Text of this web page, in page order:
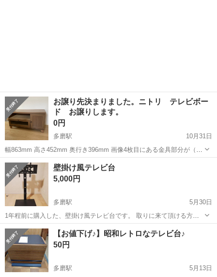
お譲り先決まりました。ニトリ テレビボー
ド お譲りします。
0円
多磨駅
10月31日
幅863mm 高さ452mm 奥行き396mm 画像4枚目にある金具部分が（画
像2枚目の下段側）壊れていますが、扉の開閉は出来ます。 通常使用
での小キズ等ございます。 こちらご了承いただければ無料でお譲りさ
せていただきます。...
東京 府中市 多磨駅 収納家具
壁掛け風テレビ台
5,000円
多磨駅
5月30日
1年程前に購入した、壁掛け風テレビ台です。 取りに来て頂ける方で
お願い致します。 テレビと床の間に、棚が付くようになっています。
対応サイズなどが書いてある取扱い説明書等は無くしてしまいまし
た。 自宅では...
東京 府中市 多磨駅 収納家具 床の間
【お値下げ♪】昭和レトロなテレビ台♪
50円
多磨駅
5月13日